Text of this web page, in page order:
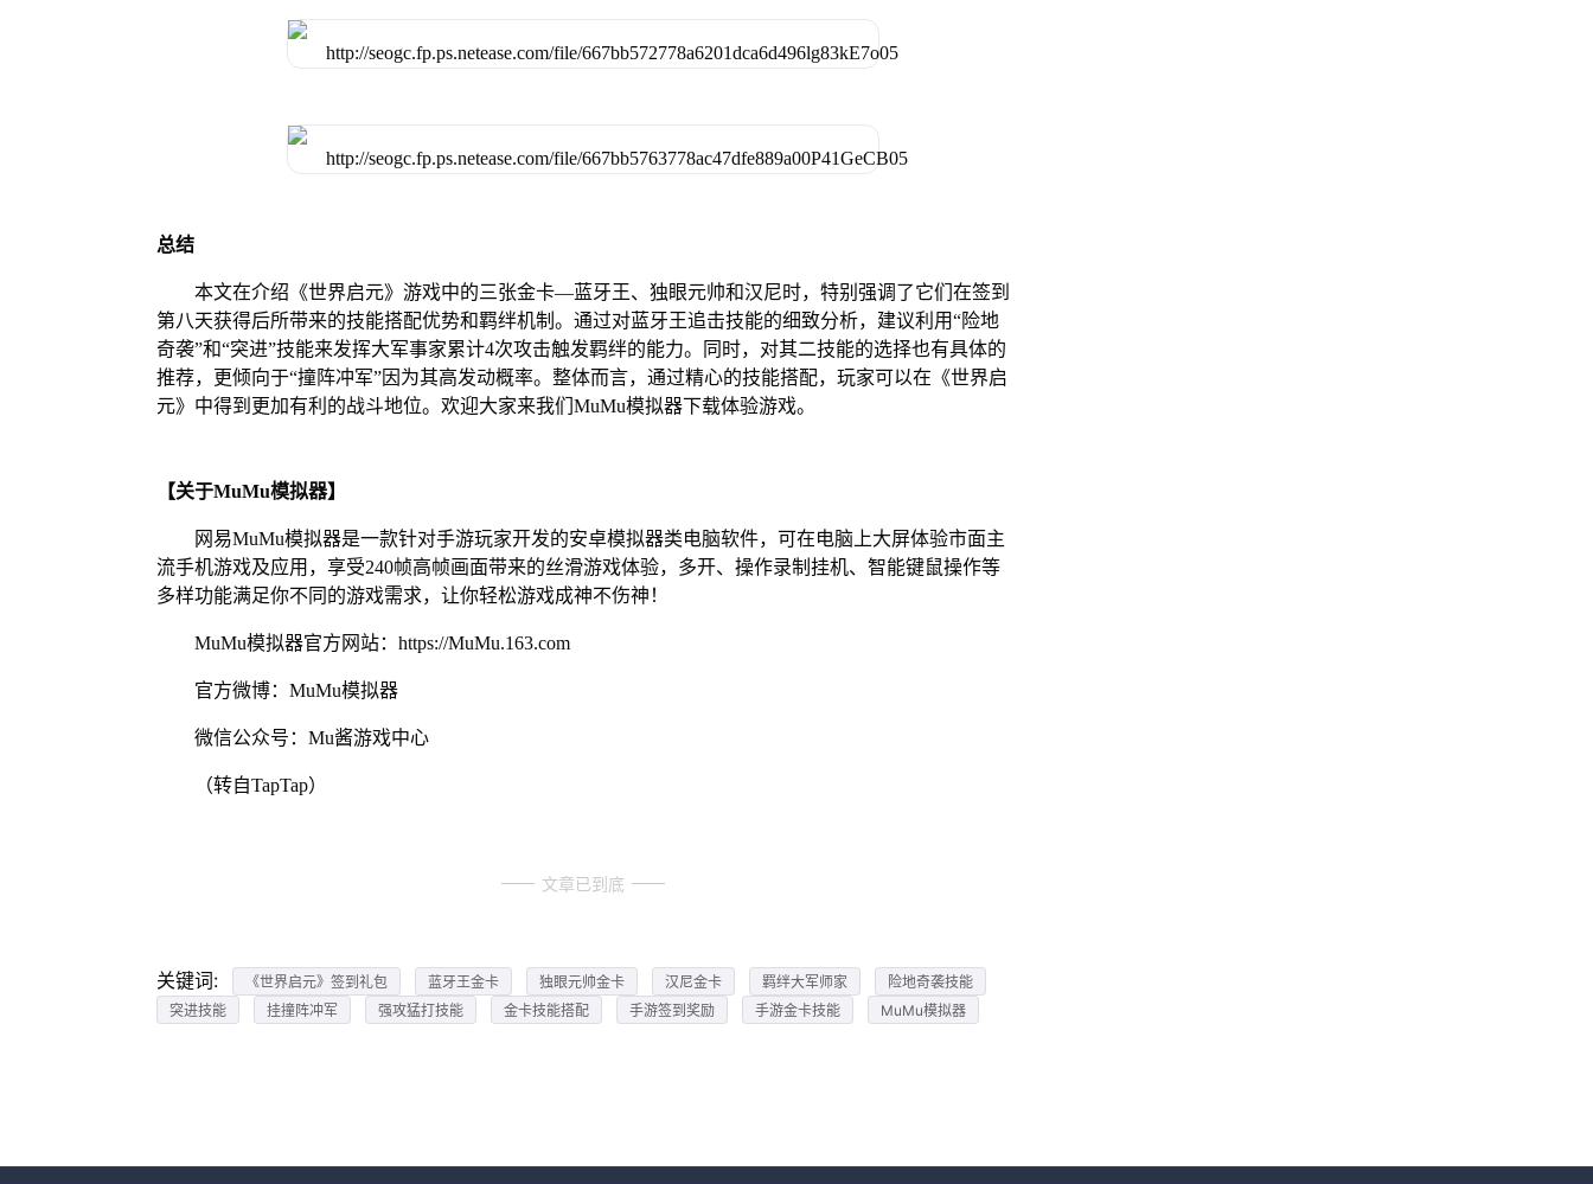
总结
本文在介绍《世界启元》游戏中的三张金卡—蓝牙王、独眼元帅和汉尼时，特别强调了它们在签到
第八天获得后所带来的技能搭配优势和羁绊机制。通过对蓝牙王追击技能的细致分析，建议利用“险地
奇袭”和“突进”技能来发挥大军事家累计4次攻击触发羁绊的能力。同时，对其二技能的选择也有具体的
推荐，更倾向于“撞阵冲军”因为其高发动概率。整体而言，通过精心的技能搭配，玩家可以在《世界启
元》中得到更加有利的战斗地位。欢迎大家来我们MuMu模拟器下载体验游戏。
【关于MuMu模拟器】
网易MuMu模拟器是一款针对手游玩家开发的安卓模拟器类电脑软件，可在电脑上大屏体验市面主
流手机游戏及应用，享受240帧高帧画面带来的丝滑游戏体验，多开、操作录制挂机、智能键鼠操作等
多样功能满足你不同的游戏需求，让你轻松游戏成神不伤神！
MuMu模拟器官方网站：https://MuMu.163.com
官方微博：MuMu模拟器
微信公众号：Mu酱游戏中心
（转自TapTap）
文章已到底
关键词: 《世界启元》签到礼包 蓝牙王金卡 独眼元帅金卡 汉尼金卡 羁绊大军师家
险地奇袭技能
突进技能
挂撞阵冲军 强攻猛打技能 金卡技能搭配 手游签到奖励 手游金卡技能 MuMu模拟器